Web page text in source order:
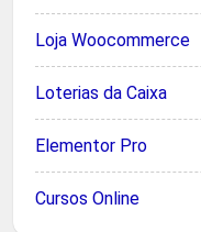
Loja Woocommerce
Loterias da Caixa
Elementor Pro
Cursos Online